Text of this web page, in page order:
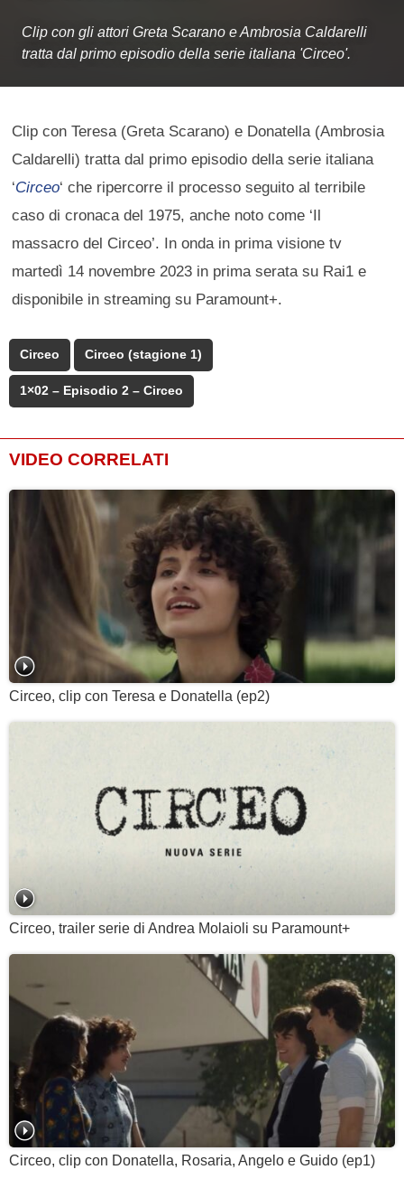
Clip con gli attori Greta Scarano e Ambrosia Caldarelli
tratta dal primo episodio della serie italiana 'Circeo'.
Clip con Teresa (Greta Scarano) e Donatella (Ambrosia
Caldarelli) tratta dal primo episodio della serie italiana
‘Circeo‘ che ripercorre il processo seguito al terribile
caso di cronaca del 1975, anche noto come ‘Il
massacro del Circeo’. In onda in prima visione tv
martedì 14 novembre 2023 in prima serata su Rai1 e
disponibile in streaming su Paramount+.
Circeo Circeo (stagione 1)
1×02 – Episodio 2 – Circeo
VIDEO CORRELATI
Circeo, clip con Teresa e Donatella (ep2)
Circeo, trailer serie di Andrea Molaioli su Paramount+
Circeo, clip con Donatella, Rosaria, Angelo e Guido (ep1)